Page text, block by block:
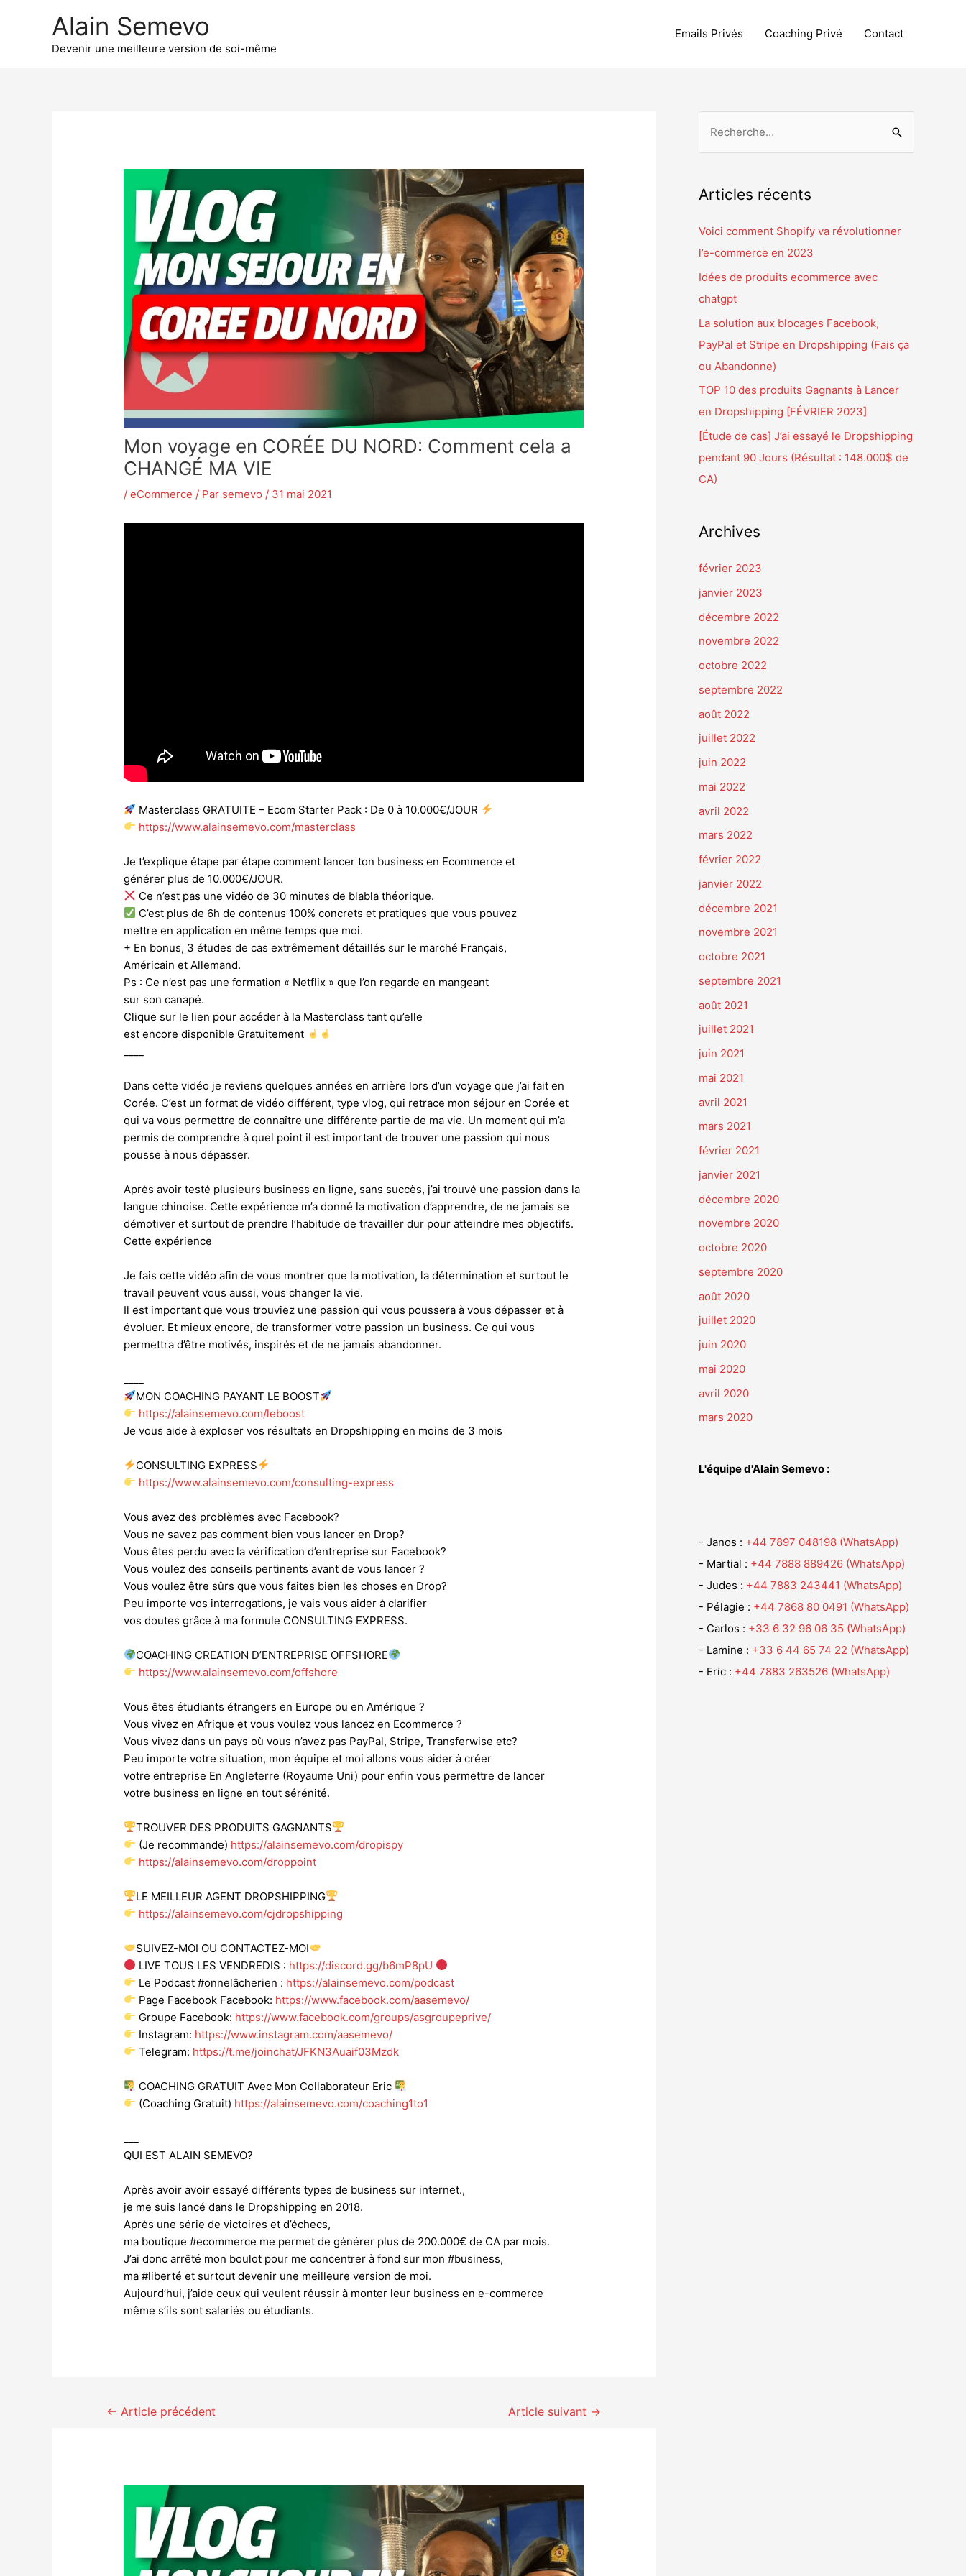
Alain Semevo
Devenir une meilleure version de soi-même
Emails Privés Coaching Privé Contact
Mon voyage en CORÉE DU NORD: Comment cela a
CHANGÉ MA VIE
/eCommerce / Par semevo / 31 mai 2021
Masterclass GRATUITE – Ecom Starter Pack : De 0 à 10.000€/JOUR
https://www.alainsemevo.com/masterclass
Je t’explique étape parétape comment lancer ton business en Ecommerce et
générer plus de 10.000€/JOUR.
Ce n’est pas une vidéo de 30 minutes de blabla théorique.
C’est plus de 6h de contenus 100% concrets et pratiques que vous pouvez
mettre en application en même temps que moi.
+ En bonus, 3 études de cas extrêmement détaillés sur le marché Français,
Américain et Allemand.
Ps : Ce n’est pas une formation « Netflix » que l’on regarde en mangeant
sur son canapé.
Clique sur le lien pour accéder à la Masterclass tant qu’elle
est encore disponible Gratuitement
Dans cette vidéo je reviens quelques années en arrière lors d’un voyage que j’ai fait en
Corée. C’est un format de vidéo différent, type vlog, qui retrace mon séjour en Corée et
qui va vous permettre de connaître une différente partie de ma vie. Un moment qui m’a
permis de comprendre à quel point il est important de trouver une passion qui nous
pousse à nous dépasser.
Après avoir testé plusieurs business en ligne, sans succès, j’ai trouvé une passion dans la
langue chinoise. Cette expérience m’a donné la motivation d’apprendre, de ne jamais se
démotiver et surtout de prendre l’habitude de travailler dur pour atteindre mes objectifs.
Cette expérience
Je fais cette vidéo afin de vous montrer que la motivation, la détermination et surtout le
travail peuvent vous aussi, vous changer la vie.
Il est important que vous trouviez une passion qui vous poussera à vous dépasser et à
évoluer. Et mieux encore, de transformer votre passion un business. Ce qui vous
permettra d’être motivés, inspirés et de ne jamais abandonner.
MON COACHING PAYANT LE BOOST
https://alainsemevo.com/leboost
Je vous aide à exploser vos résultats en Dropshipping en moins de 3 mois
CONSULTING EXPRESS
https://www.alainsemevo.com/consulting-express
Vous avez des problèmes avec Facebook?
Vous ne savez pas comment bien vous lancer en Drop?
Vous êtes perdu avec la vérification d’entreprise sur Facebook?
Vous voulez des conseils pertinents avant de vous lancer ?
Vous voulez être sûrs que vous faites bien les choses en Drop?
Peu importe vos interrogations, je vais vous aider à clarifier
vos doutes grâce à ma formule CONSULTING EXPRESS.
COACHING CREATION D’ENTREPRISE OFFSHORE
https://www.alainsemevo.com/offshore
Vous êtes étudiants étrangers en Europe ou en Amérique ?
Vous vivez en Afrique et vous voulez vous lancez en Ecommerce ?
Vous vivez dans un pays où vous n’avez pas PayPal, Stripe, Transferwise etc?
Peu importe votre situation, mon équipe et moi allons vous aider à créer
votre entreprise En Angleterre (Royaume Uni) pour enfin vous permettre de lancer
votre business en ligne en tout sérénité.
TROUVER DES PRODUITS GAGNANTS
(Je recommande) https://alainsemevo.com/dropispy
https://alainsemevo.com/droppoint
LE MEILLEUR AGENT DROPSHIPPING
https://alainsemevo.com/cjdropshipping
SUIVEZ-MOI OU CONTACTEZ-MOI
LIVE TOUS LES VENDREDIS : https://discord.gg/b6mP8pU
Le Podcast #onnelâcherien : https://alainsemevo.com/podcast
Page Facebook Facebook: https://www.facebook.com/aasemevo/
Groupe Facebook: https://www.facebook.com/groups/asgroupeprive/
Instagram: https://www.instagram.com/aasemevo/
Telegram: https://t.me/joinchat/JFKN3Auaif03Mzdk
COACHING GRATUIT Avec Mon Collaborateur Eric
(Coaching Gratuit) https://alainsemevo.com/coaching1to1
QUI EST ALAIN SEMEVO?
Après avoir avoir essayé différents types de business sur internet.,
je me suis lancé dans le Dropshipping en 2018.
Après une série de victoires et d’échecs,
ma boutique #ecommerce me permet de générer plus de 200.000€ de CA par mois.
J’ai donc arrêté mon boulot pour me concentrer à fond sur mon #business,
ma #liberté et surtout devenir une meilleure version de moi.
Aujourd’hui, j’aide ceux qui veulent réussir à monter leur business en e-commerce
même s’ils sont salariés ou étudiants.
Navigation
← Article précédent Article suivant →
h
r
c
h
e
Articles récents
Voici comment Shopify va révolutionner
l’e-commerce en 2023
Idées de produits ecommerce avec
chatgpt
La solution aux blocages Facebook,
PayPal et Stripe en Dropshipping (Fais ça
ou Abandonne)
TOP 10 des produits Gagnants à Lancer
en Dropshipping [FÉVRIER 2023]
[Étude de cas] J’ai essayé le Dropshipping
pendant 90 Jours (Résultat : 148.000$ de
CA)
Archives
février 2023
janvier 2023
décembre 2022
novembre 2022
octobre 2022
septembre 2022
août 2022
juillet 2022
juin 2022
mai 2022
avril 2022
mars 2022
février 2022
janvier 2022
décembre 2021
novembre 2021
octobre 2021
septembre 2021
août 2021
juillet 2021
juin 2021
mai 2021
avril 2021
mars 2021
février 2021
janvier 2021
décembre 2020
novembre 2020
octobre 2020
septembre 2020
août 2020
juillet 2020
juin 2020
mai 2020
avril 2020
mars 2020
L'équipe d'Alain Semevo :
- Janos : +44 7897 048198 (WhatsApp)
- Martial : +44 7888 889426 (WhatsApp)
- Judes : +44 7883 243441 (WhatsApp)
- Pélagie : +44 7868 80 0491 (WhatsApp)
- Carlos : +33 6 32 96 06 35 (WhatsApp)
- Lamine : +33 6 44 65 74 22 (WhatsApp)
- Eric : +44 7883 263526 (WhatsApp)